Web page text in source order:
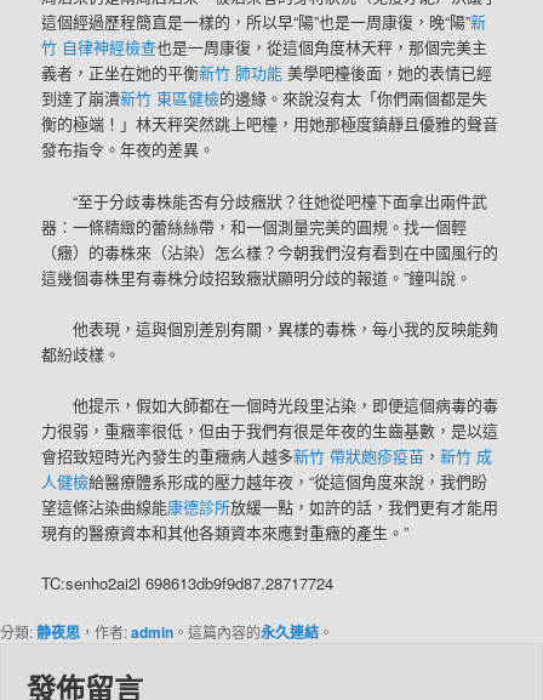
這個經過歷程簡直是一樣的，所以早“陽”也是一周康復，晚“陽”新
竹 自律神經檢查也是一周康復，從這個角度林天秤，那個完美主
義者，正坐在她的平衡新竹 肺功能美學吧檯後面，她的表情已經
到達了崩潰新竹 東區健檢的邊緣。來說沒有太「你們兩個都是失
衡的極端！」林天秤突然跳上吧檯，用她那極度鎮靜且優雅的聲音
發布指令。年夜的差異。
“至于分歧毒株能否有分歧癥狀？往她從吧檯下面拿出兩件武
器：一條精緻的蕾絲絲帶，和一個測量完美的圓規。找一個輕
（癥）的毒株來（沾染）怎么樣？今朝我們沒有看到在中國風行的
這幾個毒株里有毒株分歧招致癥狀顯明分歧的報道。”鐘叫說。
他表現，這與個別差別有關，異樣的毒株，每小我的反映能夠
都紛歧樣。
他提示，假如大師都在一個時光段里沾染，即便這個病毒的毒
力很弱，重癥率很低，但由于我們有很是年夜的生齒基數，是以這
會招致短時光內發生的重癥病人越多新竹 帶狀皰疹疫苗 ，新竹 成
人健檢給醫療體系形成的壓力越年夜，“從這個角度來說，我們盼
望這條沾染曲線能康德診所放緩一點，如許的話，我們更有才能用
現有的醫療資本和其他各類資本來應對重癥的產生。”
TC:senho2ai2l 698613db9f9d87.28717724
分類:静夜思 ，作者:admin 。這篇內容的永久連結 。
發佈留言